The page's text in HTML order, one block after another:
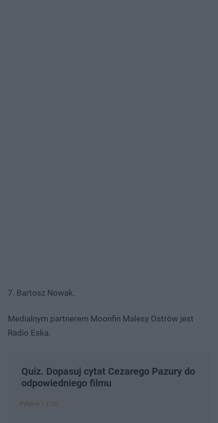
7. Bartosz Nowak.
Medialnym partnerem Moonfin Malesy Ostrów jest
Radio Eska.
Quiz. Dopasuj cytat Cezarego Pazury do
odpowiedniego filmu
Pytanie 1 z 10